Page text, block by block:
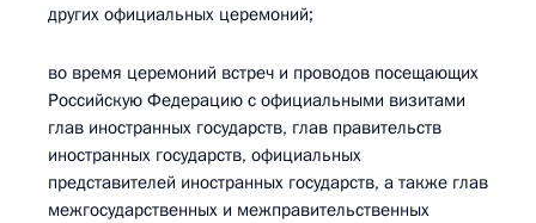
других официальных церемоний;
во время церемоний встреч и проводов посещающих
Российскую Федерацию с официальными визитами
глав иностранных государств, глав правительств
иностранных государств, официальных
представителей иностранных государств, а также глав
межгосударственных и межправительственных